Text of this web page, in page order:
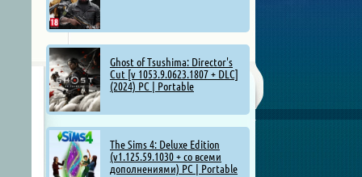
Ghost of Tsushima: Director's
Cut [v 1053.9.0623.1807 + DLC]
(2024) PC | Portable
The Sims 4: Deluxe Edition
(v1.125.59.1030 + со всеми
дополнениями) PC | Portable